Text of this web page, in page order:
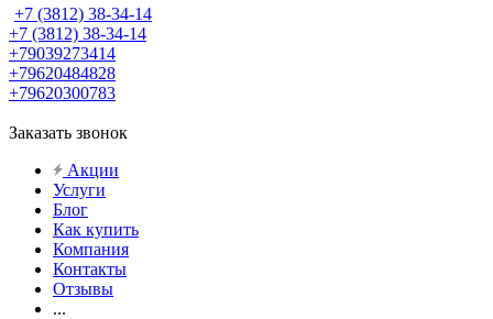
+7 (3812) 38-34-14
+7 (3812) 38-34-14
+79039273414
+79620484828
+79620300783
Заказать звонок
Акции
Услуги
Блог
Как купить
Компания
Контакты
Отзывы
...